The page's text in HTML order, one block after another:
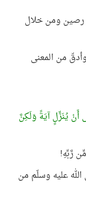
رصين ومن خلال
من المعنى
أَنْ يُنَزِّلٍ آيَةً وَلَكِنَّ
رَّبِّهِ!
عليه وسلّم من